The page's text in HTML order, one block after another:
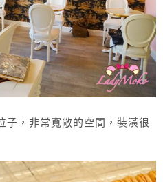
子，非常寬敞的空間，裝潢很